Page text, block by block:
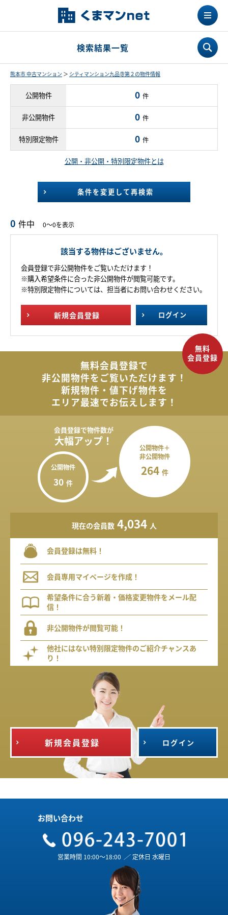
検索結果一覧
熊本市 中古マンション ＞ シティマンション九品寺第２の物件情報
公開物件 0 件
非公開物件 0 件
特別限定物件 0 件
公開・非公開・特別限定物件とは
条件を変更して再検索
0 件中 0～0を表示
該当する物件はございません。
会員登録で非公開物件をご覧いただけます！
※購入希望条件に合った非公開物件が閲覧可能です。
※特別限定物件については、担当者にお問い合わせください。
新規会員登録 ログイン
無料会員登録で
非公開物件をご覧いただけます！
新規物件・値下げ物件を
エリア最速でお伝えします！
会員登録で物件数が
大幅アップ！
公開物件
30 件
公開物件＋
非公開物件
264 件
現在の会員数 4,034 人
会員登録は無料！
会員専用マイページを作成！
希望条件に合う新着・価格変更物件をメール配
信！
非公開物件が閲覧可能！
他社にはない特別限定物件のご紹介チャンスあ
り！
新規会員登録 ログイン
お問い合わせ
営業時間 10:00～18:00 ／ 定休日 水曜日